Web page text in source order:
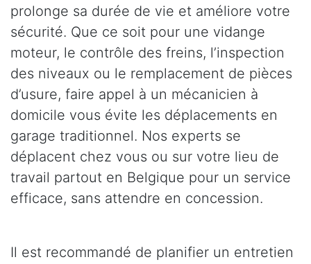
prolonge sa durée de vie et améliore votre
sécurité. Que ce soit pour une vidange
moteur, le contrôle des freins, l’inspection
des niveaux ou le remplacement de pièces
d’usure, faire appel à un mécanicien à
domicile vous évite les déplacements en
garage traditionnel. Nos experts se
déplacent chez vous ou sur votre lieu de
travail partout en Belgique pour un service
efficace, sans attendre en concession.
Il est recommandé de planifier un entretien